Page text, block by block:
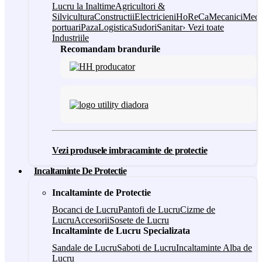
Lucru la InaltimeAgricultori &
SilviculturaConstructiiElectricieniHoReCaMecanici
portuariPazaLogisticaSudoriSanitar› Vezi toate
Industriile
Recomandam brandurile
Vezi produsele imbracaminte de protectie
Incaltaminte De Protectie
Incaltaminte de Protectie
Bocanci de LucruPantofi de LucruCizme de
LucruAccesoriiSosete de Lucru
Incaltaminte de Lucru Specializata
Sandale de LucruSaboti de LucruIncaltaminte Alba de
Lucru